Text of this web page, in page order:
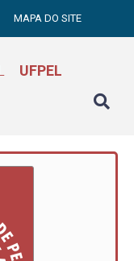
MAPA DO SITE
UFPEL